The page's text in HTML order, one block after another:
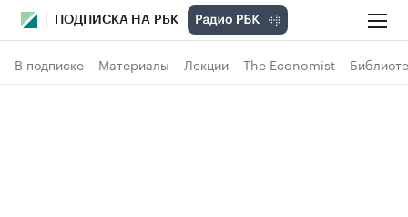
ПОДПИСКА НА РБК
В подписке Материалы Лекции The Economist